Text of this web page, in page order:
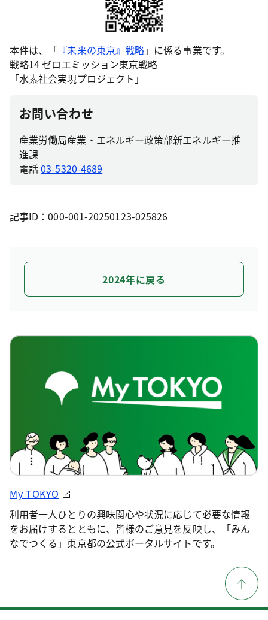
本件は、「 『未来の東京』戦略」に係る事業です。
戦略14 ゼロエミッション東京戦略
「水素社会実現プロジェクト」
お問い合わせ
産業労働局産業・エネルギー政策部新エネルギー推
進課
電話03-5320-4689
記事ID：000-001-20250123-025826
2024年に戻る
My TOKYO
利用者一人ひとりの興味関心や状況に応じて必要な情報
をお届けするとともに、皆様のご意見を反映し、「みん
なでつくる」東京都の公式ポータルサイトです。